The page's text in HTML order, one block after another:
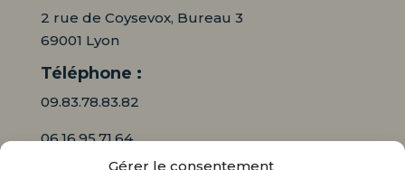
Gérer le consentement
2 rue de Coysevox, Bureau 3
69001 Lyon
Téléphone :
09.83.78.83.82
06.16.95.71.64